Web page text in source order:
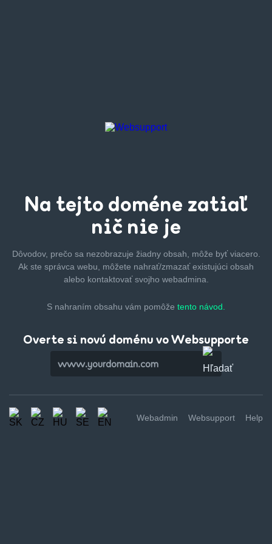
Na tejto doméne zatiaľ
nič nie je
Dôvodov, prečo sa nezobrazuje žiadny obsah, môže byťviacero.
Ak ste správca webu, môžete nahrať/zmazaťexistujúci obsah
alebo kontaktovať svojho webadmina.
S nahraním obsahu vám pomôže tento návod.
Overte si novú doménu vo Websupporte
Webadmin Websupport Help